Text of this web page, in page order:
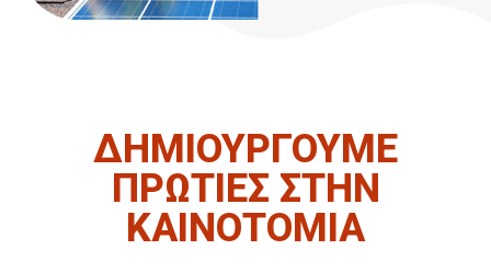
ΔΗΜΙΟΥΡΓΟΥΜΕ
ΠΡΩΤΙΕΣ ΣΤΗΝ
ΚΑΙΝΟΤΟΜΙΑ